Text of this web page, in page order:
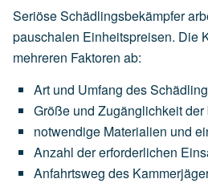
Seriöse Schädlingsbekämpfer
pauschalen Einheitspreisen. Die
mehreren Faktoren ab:
Art und Umfang des
Größe und Zugänglichkeitder
notwendige Materialien und
Anzahl dererforderlichen
Anfahrtsweg des